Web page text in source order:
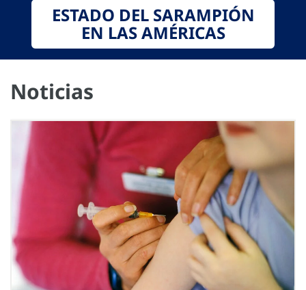
ESTADO DEL SARAMPIÓN
EN LAS AMÉRICAS
Noticias